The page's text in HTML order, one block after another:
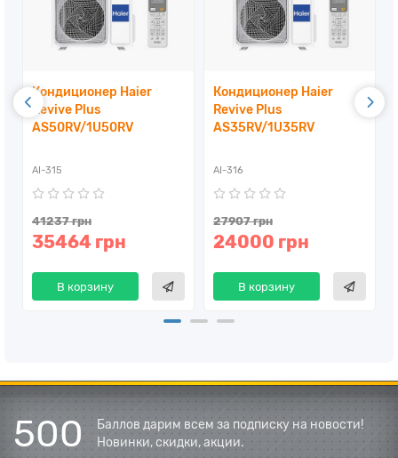
Кондиционер Haier
Revive Plus
AS50RV/1U50RV
AI-315
41237 грн
35464 грн
В корзину
Кондиционер Haier
Revive Plus
AS35RV/1U35RV
AI-316
27907 грн
24000 грн
В корзину
500
Баллов дарим всем за подписку на новости!
Новинки, скидки, акции.